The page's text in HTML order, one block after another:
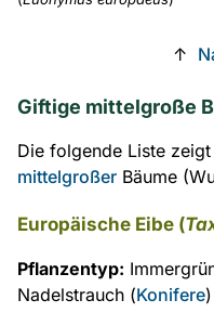
↑
Giftige mittelgroße
Die folgende Liste
mittelgroßer Bäume
Europäische Eibe (
Pflanzentyp:
Nadelstrauch (Konifere)